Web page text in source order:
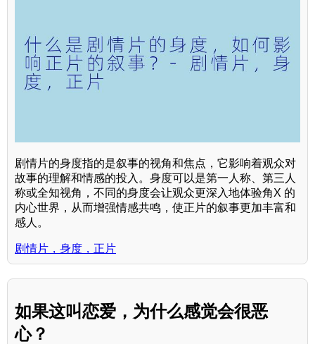
剧情片的身度指的是叙事的视角和焦点，它影响着观众对
故事的理解和情感的投入。身度可以是第一人称、第三人
称或全知视角，不同的身度会让观众更深入地体验角X 的
内心世界，从而增强情感共鸣，使正片的叙事更加丰富和
感人。
剧情片，身度，正片
如果这叫恋爱，为什么感觉会很恶
心？